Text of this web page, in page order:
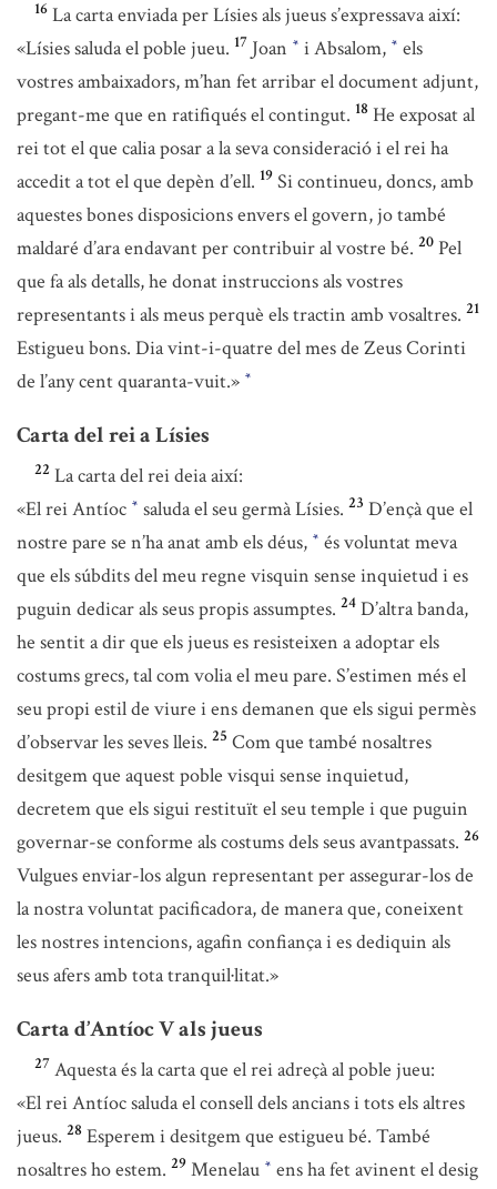
16 La carta enviada per Lísies als jueus s’expressava així:
«Lísies saluda el poble jueu. 17 Joan * i Absalom, * els
vostres ambaixadors, m’han fet arribar el document adjunt,
pregant-me que en ratifiqués el contingut. 18 He exposat al
rei tot el que calia posar a la seva consideració i el rei ha
accedit a tot el que depèn d’ell. 19 Si continueu, doncs, amb
aquestes bones disposicions envers el govern, jo també
maldaré d’ara endavant per contribuir al vostre bé. 20 Pel
que fa als detalls, he donat instruccions als vostres
representants i als meus perquè els tractin amb vosaltres. 21
Estigueu bons. Dia vint-i-quatre del mes de Zeus Corinti
de l’any cent quaranta-vuit.» *
Carta del rei a Lísies
22 La carta del rei deia així:
«El rei Antíoc * saluda el seu germà Lísies. 23 D’ençà que el
nostre pare se n’ha anat amb els déus, * és voluntat meva
que els súbdits del meu regne visquin sense inquietud i es
puguin dedicar als seus propis assumptes. 24 D’altra banda,
he sentit a dir que els jueus es resisteixen a adoptar els
costums grecs, tal com volia el meu pare. S’estimen més el
seu propi estil de viure i ens demanen que els sigui permès
d’observar les seves lleis. 25 Com que també nosaltres
desitgem que aquest poble visqui sense inquietud,
decretem que els sigui restituït el seu temple i que puguin
governar-se conforme als costums dels seus avantpassats. 26
Vulgues enviar-los algun representant per assegurar-los de
la nostra voluntat pacificadora, de manera que, coneixent
les nostres intencions, agafin confiança i es dediquin als
seus afers amb tota tranquil·litat.»
Carta d’Antíoc V als jueus
27 Aquesta és la carta que el rei adreçà al poble jueu:
«El rei Antíoc saluda el consell dels ancians i tots els altres
jueus. 28 Esperem i desitgem que estigueu bé. També
nosaltres ho estem. 29 Menelau * ens ha fet avinent el desig